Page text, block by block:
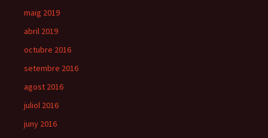
maig 2019
abril 2019
octubre 2016
setembre 2016
agost 2016
juliol 2016
juny 2016